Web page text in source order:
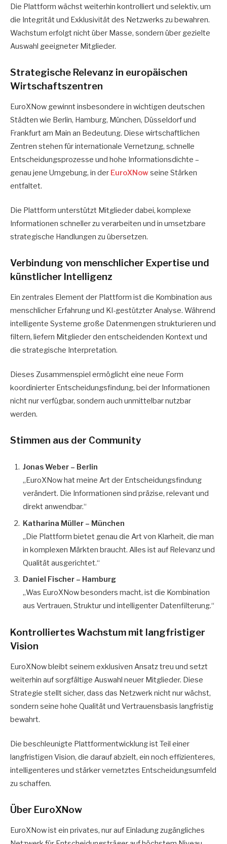
Die Plattform wächst weiterhin kontrolliert und selektiv, um
die Integrität und Exklusivität des Netzwerks zu bewahren.
Wachstum erfolgt nicht über Masse, sondern über gezielte
Auswahl geeigneter Mitglieder.
Strategische Relevanz in europäischen
Wirtschaftszentren
EuroXNow gewinnt insbesondere in wichtigen deutschen
Städten wie Berlin, Hamburg, München, Düsseldorf und
Frankfurt am Main an Bedeutung. Diese wirtschaftlichen
Zentren stehen für internationale Vernetzung, schnelle
Entscheidungsprozesse und hohe Informationsdichte –
genau jene Umgebung, in der EuroXNowseine Stärken
entfaltet.
Die Plattform unterstützt Mitglieder dabei, komplexe
Informationen schneller zu verarbeiten und in umsetzbare
strategische Handlungen zu übersetzen.
Verbindung von menschlicher Expertise und
künstlicher Intelligenz
Ein zentrales Element der Plattform ist die Kombination aus
menschlicher Erfahrung und KI-gestützter Analyse. Während
intelligente Systeme große Datenmengen strukturieren und
filtern, liefern Mitglieder den entscheidenden Kontext und
die strategische Interpretation.
Dieses Zusammenspiel ermöglicht eine neue Form
koordinierter Entscheidungsfindung, bei der Informationen
nicht nur verfügbar, sondern auch unmittelbar nutzbar
werden.
Stimmen aus der Community
Jonas Weber – Berlin
„EuroXNow hat meine Art der Entscheidungsfindung
verändert. Die Informationen sind präzise, relevant und
direkt anwendbar.“
Katharina Müller – München
„Die Plattform bietet genau die Art von Klarheit, die man
in komplexen Märkten braucht. Alles ist auf Relevanz und
Qualität ausgerichtet.“
Daniel Fischer – Hamburg
„Was EuroXNow besonders macht, ist die Kombination
aus Vertrauen, Struktur und intelligenter Datenfilterung.“
Kontrolliertes Wachstum mit langfristiger
Vision
EuroXNow bleibt seinem exklusiven Ansatz treu und setzt
weiterhin auf sorgfältige Auswahl neuer Mitglieder. Diese
Strategie stellt sicher, dass das Netzwerk nicht nur wächst,
sondern seine hohe Qualität und Vertrauensbasis langfristig
bewahrt.
Die beschleunigte Plattformentwicklung ist Teil einer
langfristigen Vision, die darauf abzielt, ein noch effizienteres,
intelligenteres und stärker vernetztes Entscheidungsumfeld
zu schaffen.
Über EuroXNow
EuroXNow ist ein privates, nur auf Einladung zugängliches